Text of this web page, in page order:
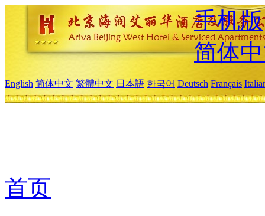
手机版
简体
English 简体中文 繁體中文 日本語 한국어 Deutsch Français
首页